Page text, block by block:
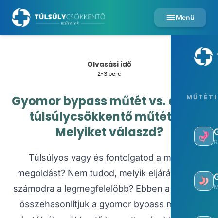
Menü
MŰTÉTI
Olvasási idő
2-3 perc
Gyomor bypass műtét vs. egyéb
túlsúlycsökkentő műtétek:
Melyiket válaszd?
Túlsúlyos vagy és fontolgatod a műtéti
megoldást? Nem tudod, melyik eljárás lenne
számodra a legmegfelelőbb? Ebben a cikkben
összehasonlítjuk a gyomor bypass műtétet